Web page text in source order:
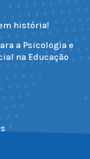
história!
a Psicologia e
na Educação